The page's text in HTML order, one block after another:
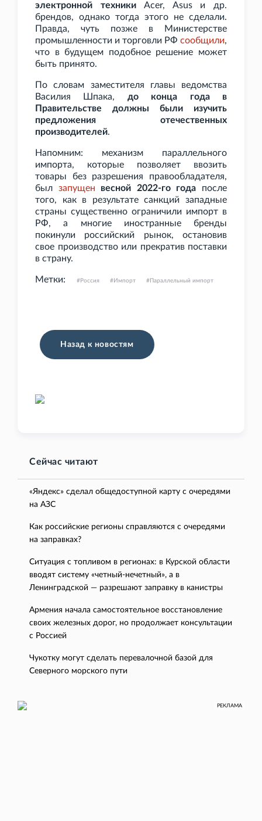
электронной техникиAcer, Asus и др.
брендов, однако тогда этого не сделали.
Правда, чуть позже в Министерстве
промышленности и торговли РФ сообщили,
что в будущем подобное решение может
быть принято.
По словам заместителя главы ведомства
Василия Шпака, до конца года в
Правительстве должны были изучить
предложения отечественных
производителей.
Напомним: механизм параллельного
импорта, которые позволяет ввозить
товары без разрешения правообладателя,
был запущен весной 2022-го года после
того, как в результате санкций западные
страны существенно ограничили импорт в
РФ, а многие иностранные бренды
покинули российский рынок, остановив
свое производство или прекратив поставки
в страну.
Метки: Россия Импорт Параллельный импорт
Назад к новостям
Сейчас читают
«Яндекс» сделал общедоступной карту с очередями
на АЗС
Как российские регионы справляются с очередями
на заправках?
Ситуация с топливом в регионах: в Курской области
вводят систему «четный-нечетный», а в
Ленинградской — разрешают заправку в канистры
Армения начала самостоятельное восстановление
своих железных дорог, но продолжает консультации
с Россией
Чукотку могут сделать перевалочной базой для
Северного морского пути
РЕКЛАМА